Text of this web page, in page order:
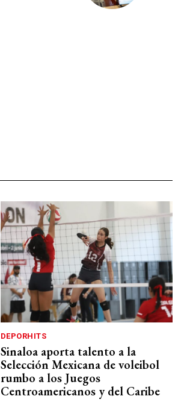
DEPORHITS
Sinaloa aporta talento a la
Selección Mexicana de voleibol
rumbo a los Juegos
Centroamericanos y del Caribe